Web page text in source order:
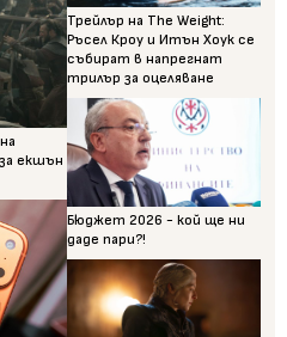
екшън
Трейлър на The Weight:
Ръсел Кроу и Итън Хоук се
събират в напрегнат
трилър за оцеляване
Бюджет 2026 - кой ще ни
даде пари?!